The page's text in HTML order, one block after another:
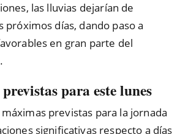
las lluvias dejarían de
próximos días, dando paso a
en gran parte del
para este lunes
previstas para la jornada
significativas respecto a días